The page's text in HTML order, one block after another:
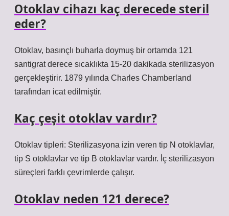
Otoklav cihazı kaç derecede steril
eder?
Otoklav, basınçlı buharla doymuş bir ortamda 121
santigrat derece sıcaklıkta 15-20 dakikada sterilizasyon
gerçekleştirir. 1879 yılında Charles Chamberland
tarafından icat edilmiştir.
Kaç çeşit otoklav vardır?
Otoklav tipleri: Sterilizasyona izin veren tip N otoklavlar,
tip S otoklavlar ve tip B otoklavlar vardır. İç sterilizasyon
süreçleri farklı çevrimlerde çalışır.
Otoklav neden 121 derece?